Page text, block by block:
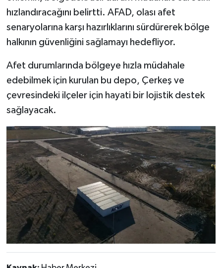
hızlandıracağını belirtti. AFAD, olası afet
senaryolarına karşı hazırlıklarını sürdürerek bölge
halkının güvenliğini sağlamayı hedefliyor.
Afet durumlarında bölgeye hızla müdahale
edebilmek için kurulan bu depo, Çerkeş ve
çevresindeki ilçeler için hayati bir lojistik destek
sağlayacak.